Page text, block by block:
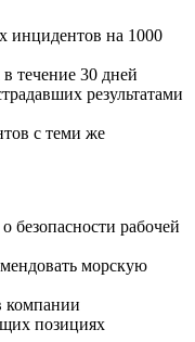
инцидентов на 1000
течение 30 дней
результатами
с теми же
безопасности рабочей
морскую
компании
позициях